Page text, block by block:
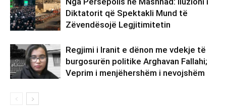
Diktatorit që Spektakli Mund të
Zëvendësojë Legjitimitetin
Regjimi i Iranit e dënon me vdekje të
burgosurën politike Arghavan Fallahi;
Veprim i menjëhershëm i nevojshëm